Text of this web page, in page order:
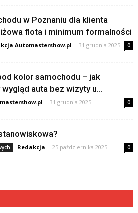
w Poznaniu dla klienta
flota i minimum formalności
Automastershow.pl - 31 grudnia 2025 0
kolor samochodu – jak
auta bez wizyty u...
- 31 grudnia 2025 0
Redakcja - 25 października 2025 0